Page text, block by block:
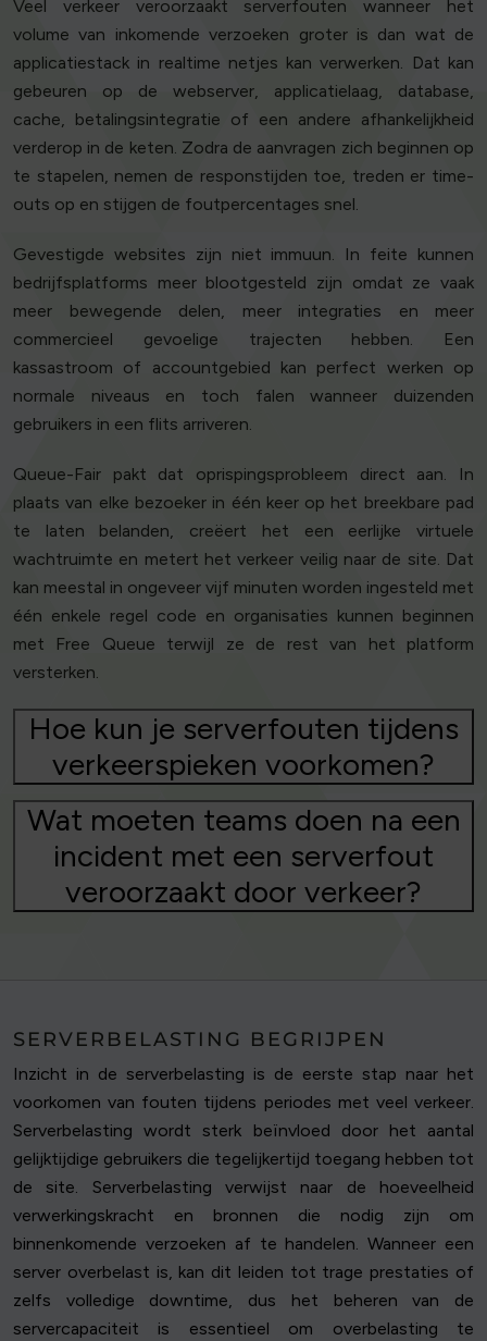
Veel verkeer veroorzaakt serverfouten wanneer het
volume van inkomende verzoeken groter is dan wat de
applicatiestack in realtime netjes kan verwerken. Dat kan
gebeuren op de webserver, applicatielaag, database,
cache, betalingsintegratie of een andere afhankelijkheid
verderop in de keten. Zodra de aanvragen zich beginnen op
te stapelen, nemen de responstijden toe, treden er time-
outs op en stijgen de foutpercentages snel.
Gevestigde websites zijn niet immuun. In feite kunnen
bedrijfsplatforms meer blootgesteld zijn omdat ze vaak
meer bewegende delen, meer integraties en meer
commercieel gevoelige trajecten hebben. Een
kassastroom of accountgebied kan perfect werken op
normale niveaus en toch falen wanneer duizenden
gebruikers in een flits arriveren.
Queue-Fair pakt dat oprispingsprobleem direct aan. In
plaats van elke bezoeker in één keer op het breekbare pad
te laten belanden, creëert het een eerlijke virtuele
wachtruimte en metert het verkeer veilig naar de site. Dat
kan meestal in ongeveer vijf minuten worden ingesteld met
één enkele regel code en organisaties kunnen beginnen
met Free Queue terwijl ze de rest van het platform
versterken.
Hoe kun je serverfouten tijdens
verkeerspieken voorkomen?
Wat moeten teams doen na een
incident met een serverfout
veroorzaakt door verkeer?
SERVERBELASTING BEGRIJPEN
Inzicht in de serverbelasting is de eerste stap naar het
voorkomen van fouten tijdens periodes met veel verkeer.
Serverbelasting wordt sterk beïnvloed door het aantal
gelijktijdige gebruikers die tegelijkertijd toegang hebben tot
de site. Serverbelasting verwijst naar de hoeveelheid
verwerkingskracht en bronnen die nodig zijn om
binnenkomende verzoeken af te handelen. Wanneer een
server overbelast is, kan dit leiden tot trage prestaties of
zelfs volledige downtime, dus het beheren van de
servercapaciteit is essentieel om overbelasting te